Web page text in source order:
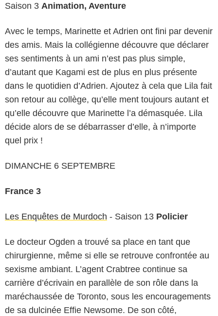
Saison 3 Animation, Aventure
Avec le temps, Marinette et Adrien ont fini par devenir
des amis. Mais la collégienne découvre que déclarer
ses sentiments à un ami n’est pas plus simple,
d’autant que Kagami est de plus en plus présente
dans le quotidien d’Adrien. Ajoutez à cela que Lila fait
son retour au collège, qu’elle ment toujours autant et
qu’elle découvre que Marinette l’a démasquée. Lila
décide alors de se débarrasser d’elle, à n’importe
quel prix !
DIMANCHE 6 SEPTEMBRE
France 3
Les Enquêtes de Murdoch - Saison 13 Policier
Le docteur Ogden a trouvé sa place en tant que
chirurgienne, même si elle se retrouve confrontée au
sexisme ambiant. L’agent Crabtree continue sa
carrière d’écrivain en parallèle de son rôle dans la
maréchaussée de Toronto, sous les encouragements
de sa dulcinée Effie Newsome. De son côté,